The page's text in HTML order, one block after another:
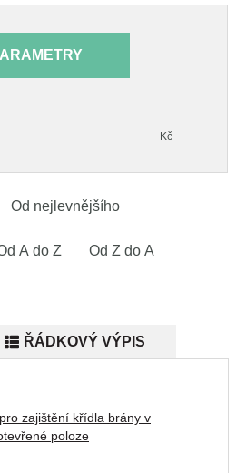
Kč
Od nejlevnějšího
A do Z Od Z do A
ŘÁDKOVÝ VÝPIS
zajištění křídla brány v
poloze